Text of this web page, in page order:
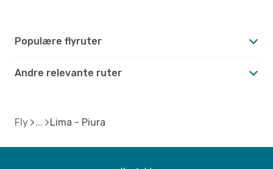
Populære flyruter
Andre relevante ruter
Fly Lima - Piura